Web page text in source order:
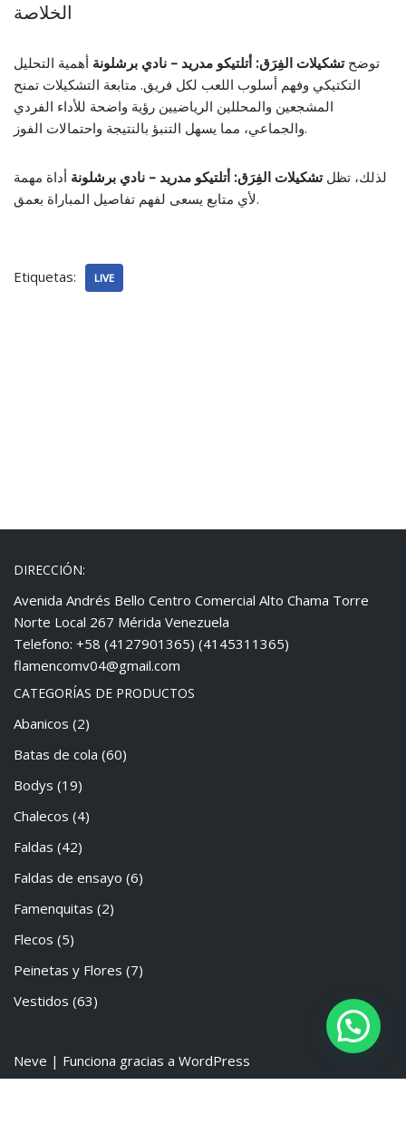
الخلاصة
توضحتشكيلات الفِرَق: أتلتيكو مدريد – نادي برشلونة أهمية التحليل
التكتيكي وفهم أسلوب اللعب لكل فريق. متابعة التشكيلات تمنح
المشجعين والمحللين الرياضيين رؤية واضحة للأداء الفردي
والجماعي، مما يسهل التنبؤ بالنتيجة واحتمالات الفوز.
لذلك، تظلتشكيلات الفِرَق: أتلتيكو مدريد – نادي برشلونة أداة مهمة
لأي متابع يسعى لفهم تفاصيل المباراة بعمق.
Etiquetas: LIVE
DIRECCIÓN:
Avenida Andrés Bello Centro Comercial Alto Chama Torre
Norte Local 267 Mérida Venezuela
Telefono: +58 (4127901365) (4145311365)
flamencomv04@gmail.com
CATEGORÍAS DE PRODUCTOS
Abanicos (2)
Batas de cola (60)
Bodys (19)
Chalecos (4)
Faldas (42)
Faldas de ensayo (6)
Famenquitas (2)
Flecos (5)
Peinetas y Flores (7)
Vestidos (63)
Neve | Funciona gracias a WordPress